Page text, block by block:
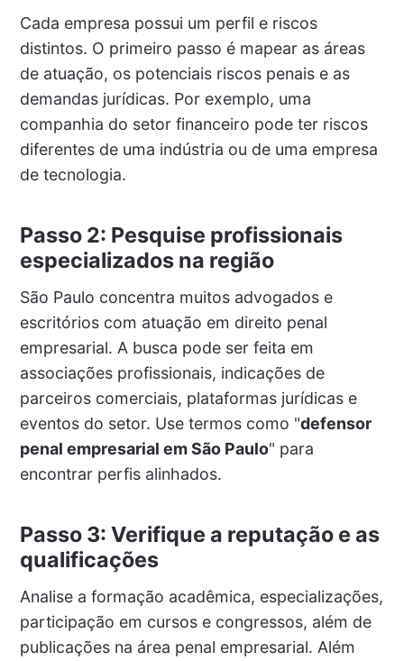
Cada empresa possui um perfil e riscos
distintos. O primeiro passo é mapear as áreas
de atuação, os potenciais riscos penais e as
demandas jurídicas. Por exemplo, uma
companhia do setor financeiro pode ter riscos
diferentes de uma indústria ou de uma empresa
de tecnologia.
Passo 2: Pesquise profissionais
especializados na região
São Paulo concentra muitos advogados e
escritórios com atuação em direito penal
empresarial. A busca pode ser feita em
associações profissionais, indicações de
parceiros comerciais, plataformas jurídicas e
eventos do setor. Use termos como "defensor
penal empresarial em São Paulo" para
encontrar perfis alinhados.
Passo 3: Verifique a reputação e as
qualificações
Analise a formação acadêmica, especializações,
participação em cursos e congressos, além de
publicações na área penal empresarial. Além